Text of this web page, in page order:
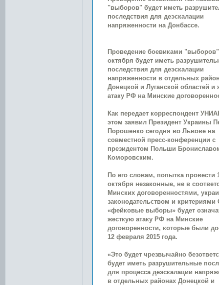
"выборов" будет иметь
последствия для деэскалации
напряженности на Донбассе.
Проведение боевиками
октября будет иметь
последствия для деэскалации
напряженности в отдельных
Донецкой и Луганской областей и
атаку РФ на Минские
Как передает корреспондент
этом заявил Президент Украины
Порошенко сегодня во Львове на
совместной пресс-конференции с
президентом Польши
Коморовским.
По его словам, попытка провести
октября незаконные, не в
Минских договоренностями,
законодательством и
«фейковые выборы» будет
жесткую атаку РФ на Минские
договоренности, которые были
12 февраля 2015 года.
«Это будет чрезвычайно
будет иметь разрушительные
для процесса деэскалации
в отдельных районах Донецкой и